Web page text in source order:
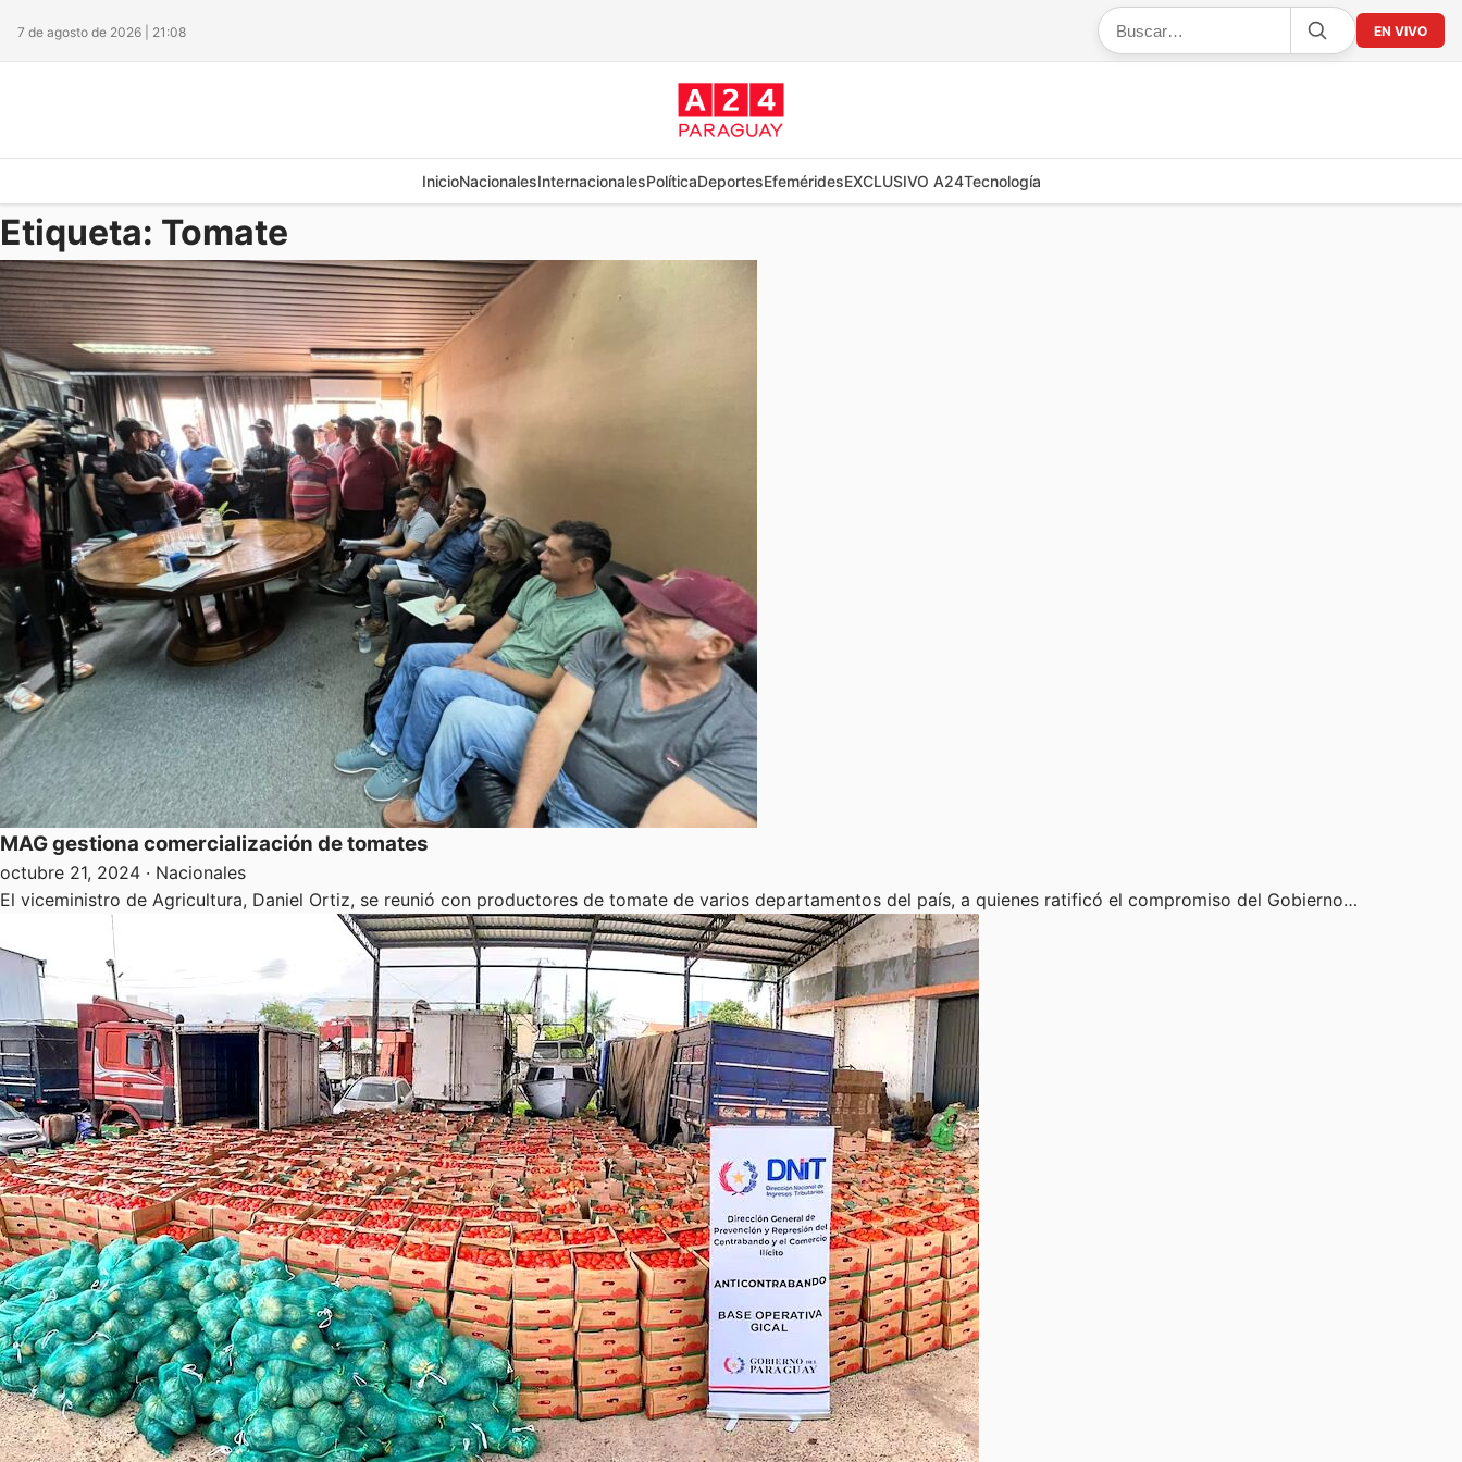
7 de agosto de 2026 | 21:08 EN VIVO
InicioNacionalesInternacionalesPolíticaDeportesEfeméridesEXCLUSIVO A24Tecnología
Etiqueta: Tomate
MAG gestiona comercialización de tomates
octubre 21, 2024 · Nacionales
El viceministro de Agricultura, Daniel Ortiz, se reunió con productores de tomate de varios departamentos del país, a quienes ratificó el compromiso del Gobierno…